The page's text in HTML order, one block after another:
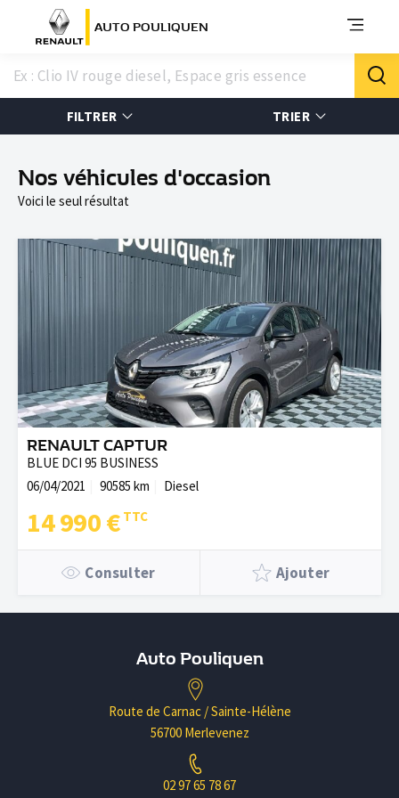
AUTO POULIQUEN
FILTRER TRIER
Nos véhicules d'occasion
Voici le seul résultat
RENAULT CAPTUR
BLUE DCI 95 BUSINESS
06/04/2021
90585 km Diesel
14 990 €
Consulter Ajouter
Auto Pouliquen
Route de Carnac / Sainte-Hélène
56700 Merlevenez
02 97 65 78 67